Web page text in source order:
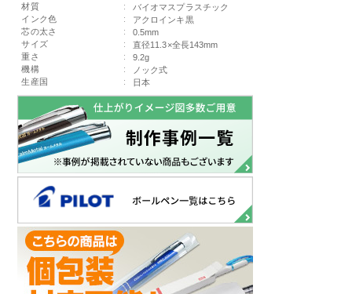
材質
:
バイオマスプラスチック
インク色
:
アクロインキ黒
芯の太さ
:
0.5mm
サイズ
:
直径11.3×全長143mm
重さ
:
9.2g
機構
:
ノック式
生産国
: 日本